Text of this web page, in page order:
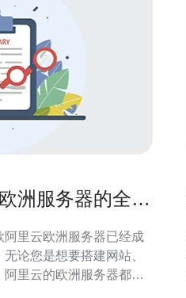
洲服务器的全流
里云欧洲服务器已经成
论您是想要搭建网站、
里云的欧洲服务器都能